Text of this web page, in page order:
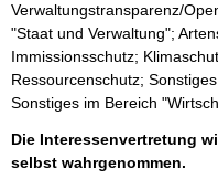
Verwaltungstransparenz/
"Staat und Verwaltung";
Immissionsschutz;
Ressourcenschutz;
Sonstiges im Bereich
Die Interessenvertretung
selbst wahrgenommen.